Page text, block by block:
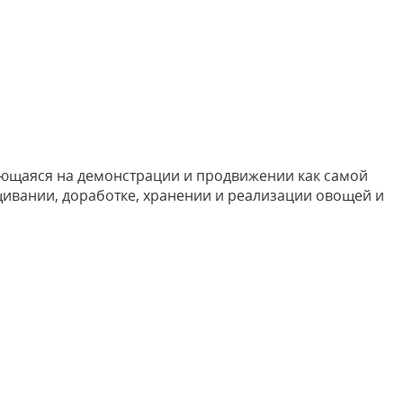
на демонстрации и продвижении как самой
доработке, хранении и реализации овощей и